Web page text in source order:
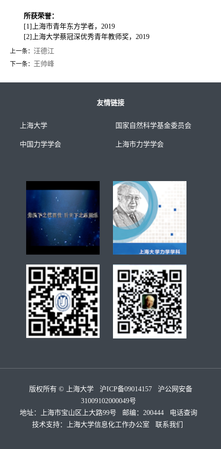
所获荣誉：
[1]上海市青年东方学者，2019
[2]上海大学蔡冠深优秀青年教师奖，2019
上一条： 汪德江
下一条： 王帅峰
友情链接
上海大学 国家自然科学基金委员会
中国力学学会 上海市力学学会
版权所有 © 上海大学 沪ICP备09014157
沪公网安备
31009102000049号
地址：上海市宝山区上大路99号 邮编：200444 电话查询
技术支持：
上海大学信息化工作办公室 联系我们